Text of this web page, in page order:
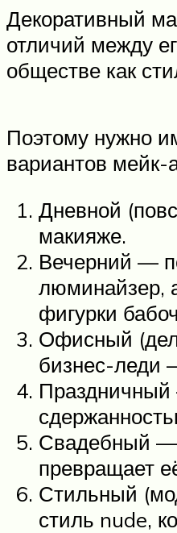
Декоративный
отличий между
обществе как
Поэтому нужно
вариантов
Дневной
макияже.
Вечерний —
люминайзер,
фигурки
Офисный
бизнес-леди
Праздничный
Свадебный —
превращает
Стильный
стиль nude,